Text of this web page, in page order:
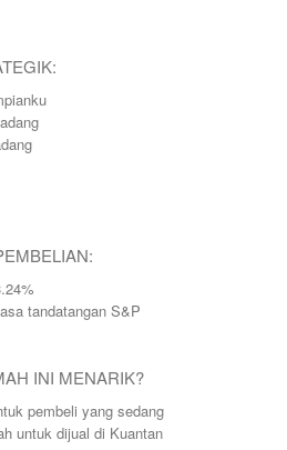
tandatangan S&P
INI MENARIK?
pembeli yang sedang
untuk dijual di Kuantan